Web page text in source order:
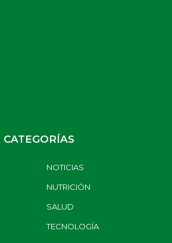
CATEGORÍAS
NOTICIAS
NUTRICIÓN
SALUD
TECNOLOGÍA